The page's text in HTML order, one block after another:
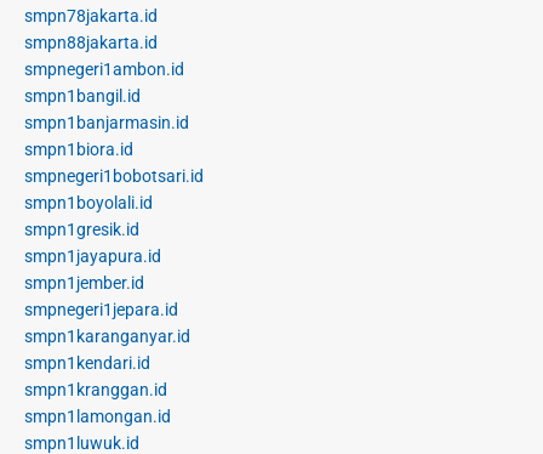
smpn78jakarta.id
smpn88jakarta.id
smpnegeri1ambon.id
smpn1bangil.id
smpn1banjarmasin.id
smpn1biora.id
smpnegeri1bobotsari.id
smpn1boyolali.id
smpn1gresik.id
smpn1jayapura.id
smpn1jember.id
smpnegeri1jepara.id
smpn1karanganyar.id
smpn1kendari.id
smpn1kranggan.id
smpn1lamongan.id
smpn1luwuk.id